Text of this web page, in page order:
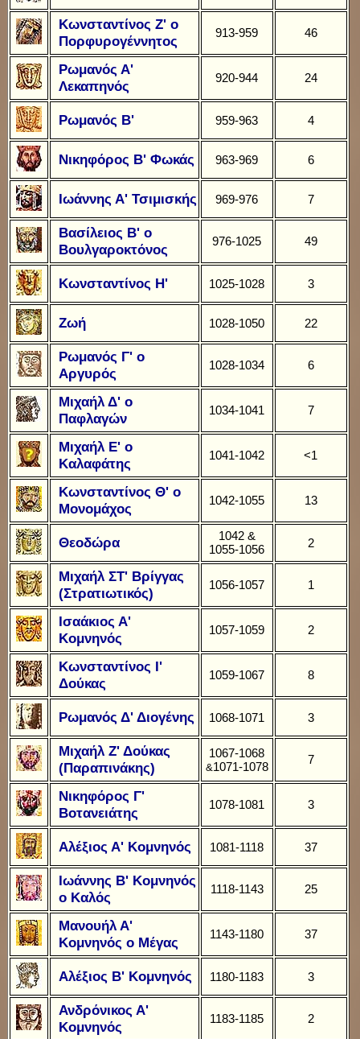
Κωνσταντίνος Ζ' ο
Πορφυρογέννητος
913-959 46
Ρωμανός Α'
Λεκαπηνός
920-944 24
Ρωμανός Β' 959-963 4
Νικηφόρος Β' Φωκάς 963-969 6
Ιωάννης Α' Τσιμισκής 969-976 7
Βασίλειος Β' ο
Βουλγαροκτόνος
976-1025 49
Κωνσταντίνος Η' 1025-1028 3
Ζωή 1028-1050 22
Ρωμανός Γ' ο
Αργυρός
1028-1034 6
Μιχαήλ Δ' ο
Παφλαγών
1034-1041 7
Μιχαήλ Ε' ο
Καλαφάτης
1041-1042 <1
Κωνσταντίνος Θ' ο
Μονομάχος
1042-1055 13
Θεοδώρα
1042 &
1055-1056
2
Μιχαήλ ΣΤ' Βρίγγας
(Στρατιωτικός)
1056-1057 1
Ισαάκιος Α'
Κομνηνός
1057-1059 2
Κωνσταντίνος Ι'
Δούκας
1059-1067 8
Ρωμανός Δ' Διογένης 1068-1071 3
Μιχαήλ Ζ' Δούκας
(Παραπινάκης)
1067-1068
&1071-1078
7
Νικηφόρος Γ'
Βοτανειάτης
1078-1081 3
Αλέξιος Α' Κομνηνός 1081-1118 37
Ιωάννης Β' Κομνηνός
o Καλός
1118-1143 25
Μανουήλ Α'
Κομνηνός ο Μέγας
1143-1180 37
Αλέξιος B' Κομνηνός 1180-1183 3
Ανδρόνικος Α'
Κομνηνός
1183-1185 2